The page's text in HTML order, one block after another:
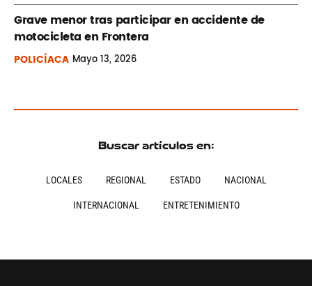
Grave menor tras participar en accidente de
motocicleta en Frontera
POLICÍACA Mayo13, 2026
Buscar artículos en:
LOCALES REGIONAL ESTADO NACIONAL
INTERNACIONAL ENTRETENIMIENTO